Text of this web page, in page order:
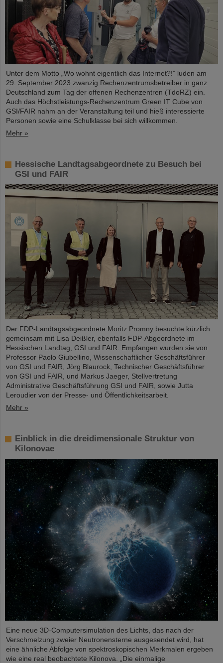
Unter dem Motto „Wo wohnt eigentlich das Internet?!” luden am
29. September 2023 zwanzig Rechenzentrumsbetreiber in ganz
Deutschland zum Tag der offenen Rechenzentren (TdoRZ) ein.
Auch das Höchstleistungs-Rechenzentrum Green IT Cube von
GSI/FAIR nahm an der Veranstaltung teil und hieß interessierte
Personen sowie eine Schulklasse bei sich willkommen.
Mehr »
Hessische Landtagsabgeordnete zu Besuch bei
GSI und FAIR
Der FDP-Landtagsabgeordnete Moritz Promny besuchte kürzlich
gemeinsam mit Lisa Deißler, ebenfalls FDP-Abgeordnete im
Hessischen Landtag, GSI und FAIR. Empfangen wurden sie von
Professor Paolo Giubellino, Wissenschaftlicher Geschäftsführer
von GSI und FAIR, Jörg Blaurock, Technischer Geschäftsführer
von GSI und FAIR, und Markus Jaeger, Stellvertretung
Administrative Geschäftsführung GSI und FAIR, sowie Jutta
Leroudier von der Presse- und Öffentlichkeitsarbeit.
Mehr »
Einblick in die dreidimensionale Struktur von
Kilonovae
Eine neue 3D-Computersimulation des Lichts, das nach der
Verschmelzung zweier Neutronensterne ausgesendet wird, hat
eine ähnliche Abfolge von spektroskopischen Merkmalen ergeben
wie eine real beobachtete Kilonova. „Die einmalige